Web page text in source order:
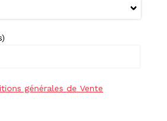
générales de Vente